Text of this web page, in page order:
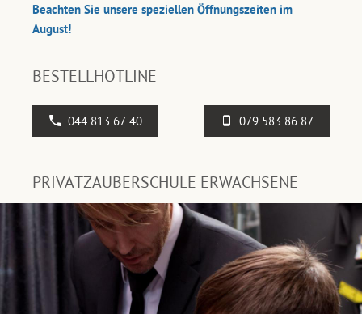
Beachten Sie unsere speziellen Öffnungszeiten im
August!
BESTELLHOTLINE
044 813 67 40 079 583 86 87
PRIVATZAUBERSCHULE ERWACHSENE